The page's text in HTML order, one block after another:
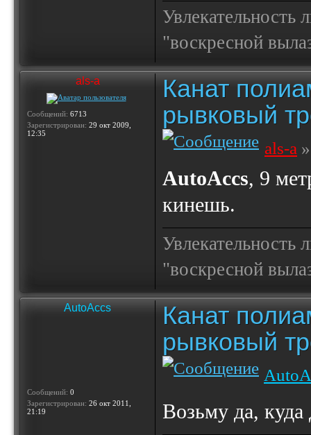
Увлекательность
"воскресной
als-a
Сообщений: 6713
Зарегистрирован: 29 окт 2009,
12:35
Канат
рывковый
als-a
AutoAccs, 9
кинешь.
Увлекательность
"воскресной
AutoAccs
Сообщений: 0
Зарегистрирован: 26 окт 2011,
21:19
Канат
рывковый
Возьму да, куда